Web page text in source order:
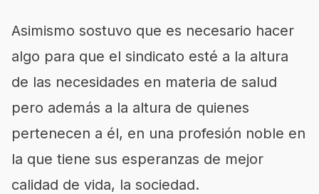
Asimismo sostuvo que es necesario hacer
algo para que el sindicato esté a la altura
de las necesidades en materia de salud
pero además a la altura de quienes
pertenecen a él, en una profesión noble en
la que tiene sus esperanzas de mejor
calidad de vida, la sociedad.